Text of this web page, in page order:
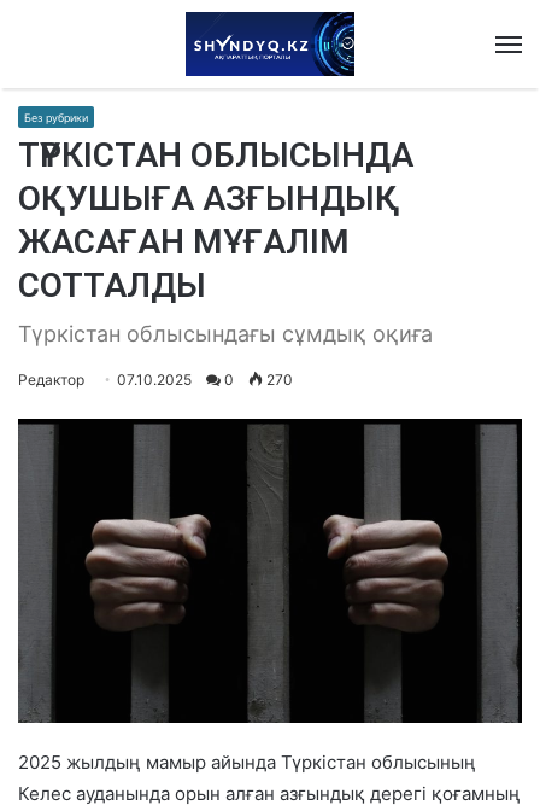
Без рубрики
ТҮРКІСТАН ОБЛЫСЫНДА
ОҚУШЫҒА АЗҒЫНДЫҚ
ЖАСАҒАН МҰҒАЛІМ
СОТТАЛДЫ
Түркістан облысындағы сұмдық оқиға
Редактор 07.10.2025 0 270
2025 жылдың мамыр айында Түркістан облысының
Келес ауданында орын алған азғындық дерегі қоғамның